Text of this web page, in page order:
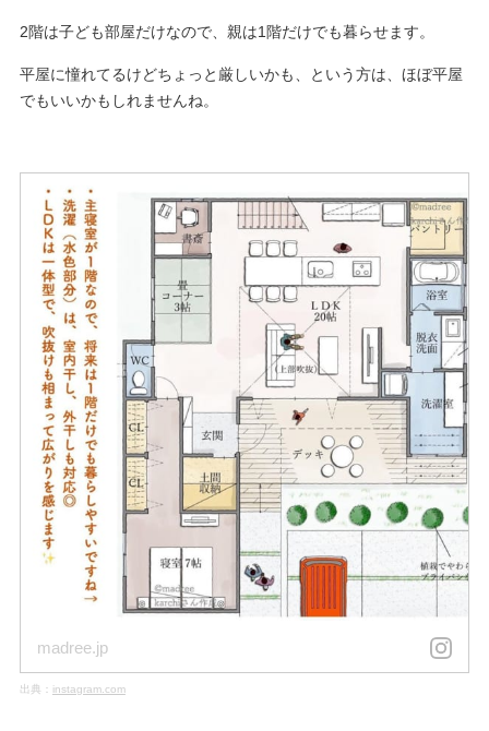
2階は子ども部屋だけなので、親は1階だけでも暮らせます。
平屋に憧れてるけどちょっと厳しいかも、という方は、ほぼ平屋
でもいいかもしれませんね。
madree.jp
出典： instagram.com